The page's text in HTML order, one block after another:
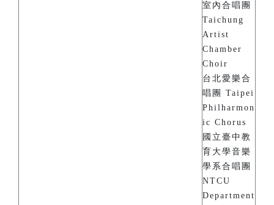
室內合唱團
Taichung
Artist
Chamber
Choir
台北愛樂合
唱團 Taipei
Philharmon
ic Chorus
國立臺中教
育大學音樂
學系合唱團
NTCU
Department